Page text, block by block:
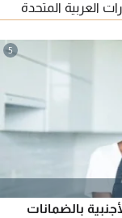
العربية المتحدة
5
بالضمانات